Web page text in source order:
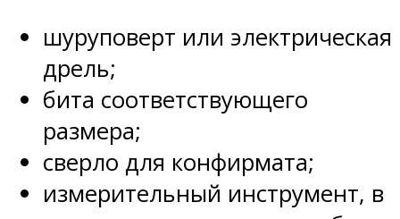
шуруповерт или электрическая
дрель;
бита соответствующего
размера;
сверло для конфирмата;
измерительный инструмент, в